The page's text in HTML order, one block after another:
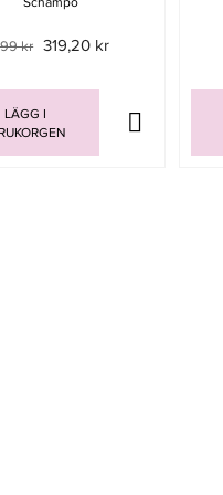
kr 319,20 kr
LÄGG I